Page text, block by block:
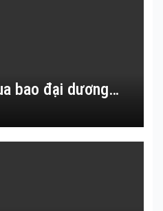
bao đại dương…